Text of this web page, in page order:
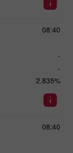
08:40
-
-
2.835%
08:40